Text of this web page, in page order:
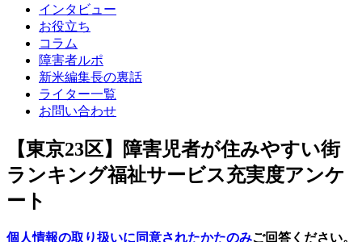
インタビュー
お役立ち
コラム
障害者ルポ
新米編集長の裏話
ライター一覧
お問い合わせ
【東京23区】障害児者が住みやすい街
ランキング福祉サービス充実度アンケ
ート
個人情報の取り扱いに同意されたかたのみご回答ください。